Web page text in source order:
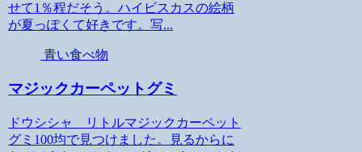
せて1％程だそう。ハイビスカスの絵柄
が夏っぽくて好きです。写...
青い食べ物
マジックカーペットグミ
ドウシシャ リトルマジックカーペット
グミ100均で見つけました。見るからに